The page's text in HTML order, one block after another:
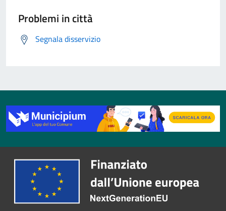
Problemi in città
Segnala disservizio